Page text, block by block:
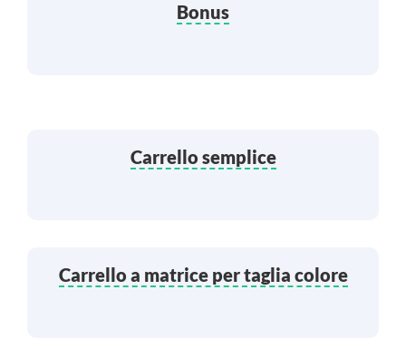
Bonus
Carrello semplice
Carrello a matrice per taglia colore